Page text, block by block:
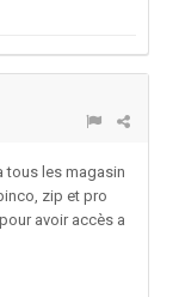
tous les magasin
zip et pro
avoir accès a